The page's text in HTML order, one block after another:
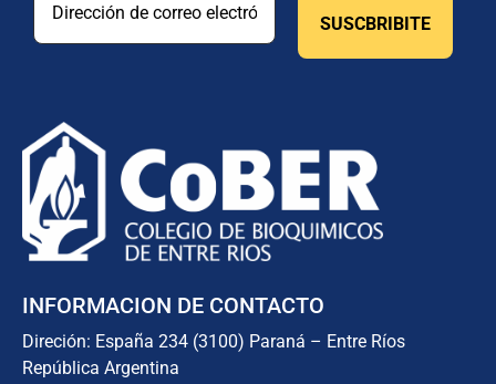
INFORMACION DE CONTACTO
Direción: España 234 (3100) Paraná – Entre Ríos
República Argentina